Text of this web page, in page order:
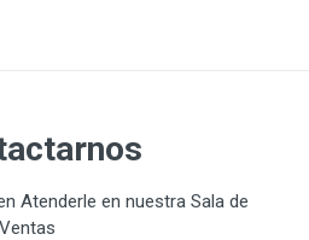
Atenderle en nuestra Sala de
Ventas